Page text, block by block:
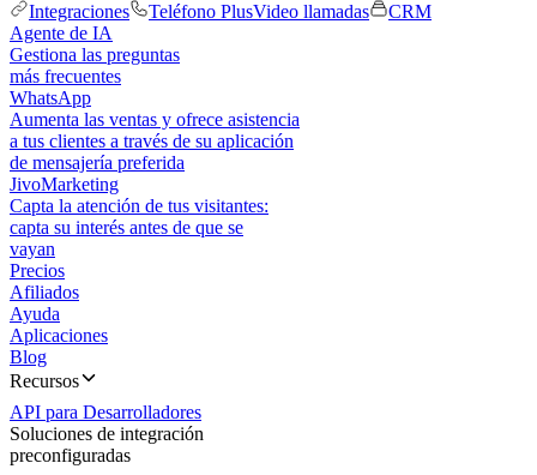
Integraciones
Teléfono PlusVideo llamadas
CRM
Agente de IA
Gestiona las preguntas
más frecuentes
WhatsApp
Aumenta las ventas y ofrece asistencia
a tus clientes a través de su aplicación
de mensajería preferida
JivoMarketing
Capta la atención de tus visitantes:
capta su interés antes de que se
vayan
Precios
Afiliados
Ayuda
Aplicaciones
Blog
Recursos
API para Desarrolladores
Soluciones de integración
preconfiguradas